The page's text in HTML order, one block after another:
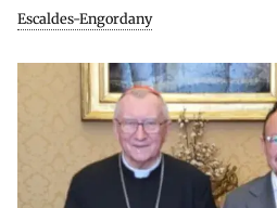
Escaldes-Engordany